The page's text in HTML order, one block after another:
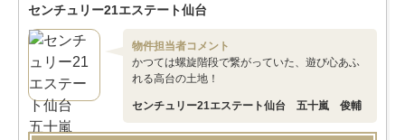
センチュリー21エステート仙台
物件担当者コメント
かつては螺旋階段で繋がっていた、遊び心あふ
れる高台の土地！
センチュリー21エステート仙台 五十嵐 俊輔